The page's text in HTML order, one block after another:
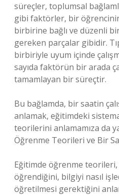
süreçler, toplumsal
gibi faktörler, bir
birbirine bağlı ve düzenli
gereken parçalar gibidir.
birbiriyle uyum içinde
sayıda faktörün bir arada
tamamlayan bir süreçtir.
Bu bağlamda, bir saatin
anlamak, eğitimdeki
teorilerini anlamamıza da
Öğrenme Teorileri ve Bir
Eğitimde öğrenme
öğrendiğini, bilgiyi nasıl
öğretilmesi gerektiğini